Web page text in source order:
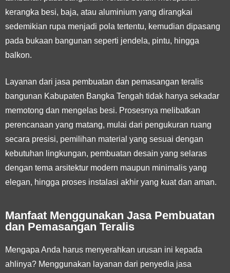
kerangka besi, baja, atau aluminium yang dirangkai
sedemikian rupa menjadi pola tertentu, kemudian dipasang
pada bukaan bangunan seperti jendela, pintu, hingga
balkon.
Layanan dari jasa pembuatan dan pemasangan teralis
bangunan Kabupaten Bangka Tengah tidak hanya sekadar
memotong dan mengelas besi. Prosesnya melibatkan
perencanaan yang matang, mulai dari pengukuran ruang
secara presisi, pemilihan material yang sesuai dengan
kebutuhan lingkungan, pembuatan desain yang selaras
dengan tema arsitektur modern maupun minimalis yang
elegan, hingga proses instalasi akhir yang kuat dan aman.
Manfaat Menggunakan Jasa Pembuatan
dan Pemasangan Teralis
Mengapa Anda harus menyerahkan urusan ini kepada
ahlinya? Menggunakan layanan dari penyedia jasa